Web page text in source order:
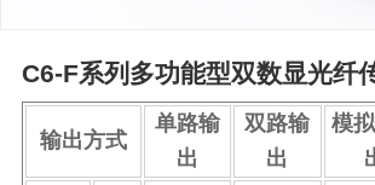
C6-F系列多功能型双数显光纤
输出方式
单路输
出
双路输
出
模